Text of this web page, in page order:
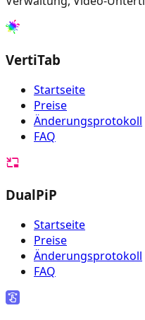
VertiTab
Startseite
Preise
Änderungsprotokoll
FAQ
DualPiP
Startseite
Preise
Änderungsprotokoll
FAQ